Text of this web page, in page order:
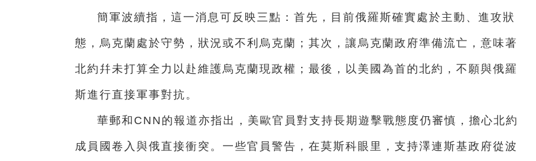
簡軍波續指，這一消息可反映三點：首先，目前俄羅斯確實處於主動、進攻狀
態，烏克蘭處於守勢，狀況或不利烏克蘭；其次，讓烏克蘭政府準備流亡，意味著
北約幷未打算全力以赴維護烏克蘭現政權；最後，以美國為首的北約，不願與俄羅
斯進行直接軍事對抗。
華郵和CNN的報道亦指出，美歐官員對支持長期遊擊戰態度仍審慎，擔心北約
成員國卷入與俄直接衝突。一些官員警告，在莫斯科眼里，支持澤連斯基政府從波